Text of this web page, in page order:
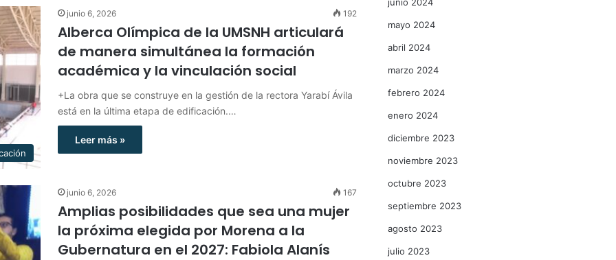
junio 6, 2026 192
Alberca Olímpica de la UMSNH articulará
de manera simultánea la formación
académica y la vinculación social
+La obra que se construye en la gestión de la rectora Yarabí Ávila
está en la última etapa de edificación.…
Leer más »
junio 6, 2026 167
Amplias posibilidades que sea una mujer
la próxima elegida por Morena a la
Gubernatura en el 2027: Fabiola Alanís
mayo 2024
abril 2024
marzo 2024
febrero 2024
enero 2024
diciembre 2023
noviembre 2023
octubre 2023
septiembre 2023
agosto 2023
julio 2023